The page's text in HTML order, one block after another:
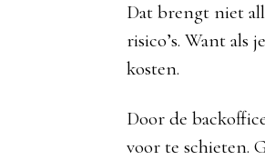
Dat brengt niet
risico’s. Want
kosten.
Door de
voor te schieten.